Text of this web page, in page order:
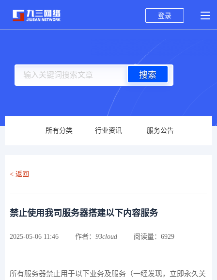
登录
搜索
所有分类 行业资讯 服务公告
< 返回
禁止使用我司服务器搭建以下内容服务
2025-05-06 11:46 作者： 93cloud 阅读量：6929
所有服务器禁止用于以下业务及服务（一经发现，立即永久关